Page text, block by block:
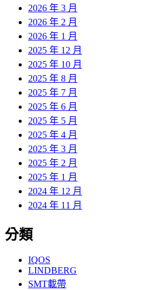
2026 年 3 月
2026 年 2 月
2026 年 1 月
2025 年 12 月
2025 年 10 月
2025 年 8 月
2025 年 7 月
2025 年 6 月
2025 年 5 月
2025 年 4 月
2025 年 3 月
2025 年 2 月
2025 年 1 月
2024 年 12 月
2024 年 11 月
分類
IQOS
LINDBERG
SMT載帶